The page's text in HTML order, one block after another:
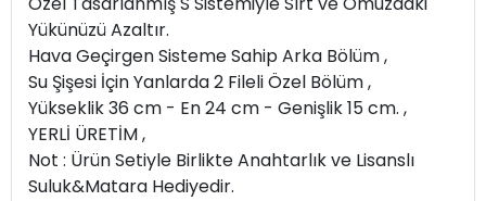
Yükünüzü Azaltır.
Hava Geçirgen Sisteme Sahip Arka Bölüm ,
Su Şişesi İçin Yanlarda 2 Fileli Özel Bölüm ,
Yükseklik 36 cm - En 24 cm - Genişlik 15 cm. ,
YERLİ ÜRETİM ,
Not : Ürün Setiyle Birlikte Anahtarlık ve Lisanslı
Suluk&Matara Hediyedir.